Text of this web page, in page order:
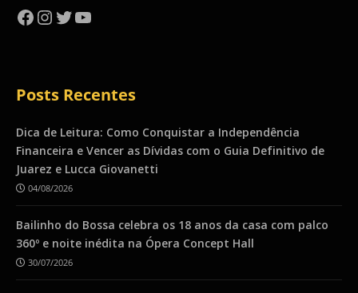
Facebook
Instagram
Twitter
YouTube
Posts Recentes
Dica de Leitura: Como Conquistar a Independência
Financeira e Vencer as Dívidas com o Guia Definitivo de
Juarez e Lucca Giovanetti
04/08/2026
Bailinho do Bossa celebra os 18 anos da casa com palco
360º e noite inédita na Ópera Concept Hall
30/07/2026